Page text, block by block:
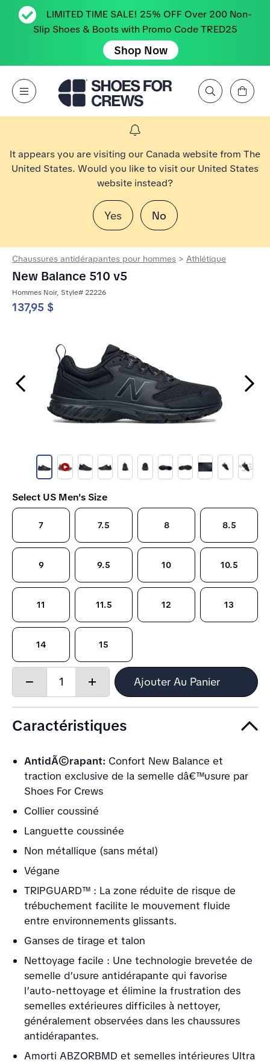
LIMITED TIME SALE! 25% OFF Over 200 Non-
Slip Shoes & Boots with Promo Code TRED25
Shop Now
Open Menu
Aller à la page d’accueil Shoes For Crews
Rechercher par marque, caractéristique, style, couleur, etc.
Affichez le panier
It appears you are visiting our Canada website from The
United States. Would you like to visit our United States
website instead?
Yes No
Chaussures antidérapantes pour hommes > Athlétique
New Balance 510 v5
Hommes Noir, Style# 22226
137,95 $
Previous Slide Next Slide
Select US Men's Size
7 7.5 8 8.5
9 9.5 10 10.5
11 11.5 12 13
14 15
Quantity:
Increase
Ajouter Au Panier
Caractéristiques
AntidÃ©rapant: Confort New Balance et
traction exclusive de la semelle dâ€™usure par
Shoes For Crews
Collier coussiné
Languette coussinée
Non métallique (sans métal)
Végane
TRIPGUARD™ : La zone réduite de risque de
trébuchement facilite le mouvement fluide
entre environnements glissants.
Ganses de tirage et talon
Nettoyage facile : Une technologie brevetée de
semelle d’usure antidérapante qui favorise
l’auto-nettoyage et élimine la frustration des
semelles extérieures difficiles à nettoyer,
généralement observées dans les chaussures
antidérapantes.
Amorti ABZORBMD et semelles intérieures Ultra